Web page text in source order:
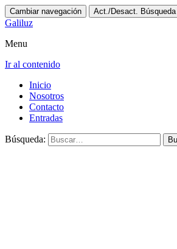
Cambiar navegación Act./Desact. Búsqueda
Galiluz
Menu
Ir al contenido
Inicio
Nosotros
Contacto
Entradas
Búsqueda: